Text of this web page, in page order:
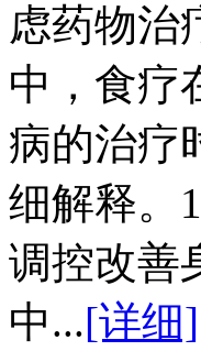
虑药物治
中，食疗
病的治疗
细解释。
调控改善
中...[详细]